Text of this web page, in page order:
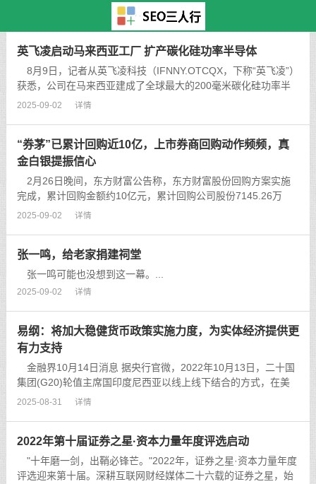
> 区块
英飞凌启动马来西亚工厂 扩产碳化硅功率半导体
8月9日，记者从英飞凌科技（IFNNY.OTCQX，下称“英飞凌”）
获悉，公司在马来西亚建成了全球最大的200毫米碳化硅功率半
导体晶圆厂。英飞凌表示，从半导体的市场需求来看，低碳化趋
2025-09-02 详情
“券茅”已累计回购近10亿，上市券商回购动作频频，真
金白银提振信心
2月26日晚间，东方财富公告称，东方财富股份回购方案实施
完成，累计回购金额约10亿元，累计回购公司股份7145.26万
股，占公司总股本的0.45%。东方财富还称，董事会拟调整已回
2025-09-02 详情
张一鸣，给老家捐建祠堂
张一鸣可能也没想到这一幕。...
2025-09-02 详情
易纲：将加大稳健货币政策实施力度，为实体经济提供更
有力支持
金融界10月14日消息 据央行官微，2022年10月13日，二十国
集团(G20)轮值主席国印度尼西亚以线上线下结合的方式，在美
国华盛顿主持召开今年第四次G20财长和央行行长会议，为11月
2025-08-31 详情
2022年第十届证券之星·资本力量年度评选启动
"十年磨一剑，出鞘必锋芒。"2022年，证券之星·资本力量年度
评选迎来第十届。深耕互联网财经媒体二十六载的证券之星，始